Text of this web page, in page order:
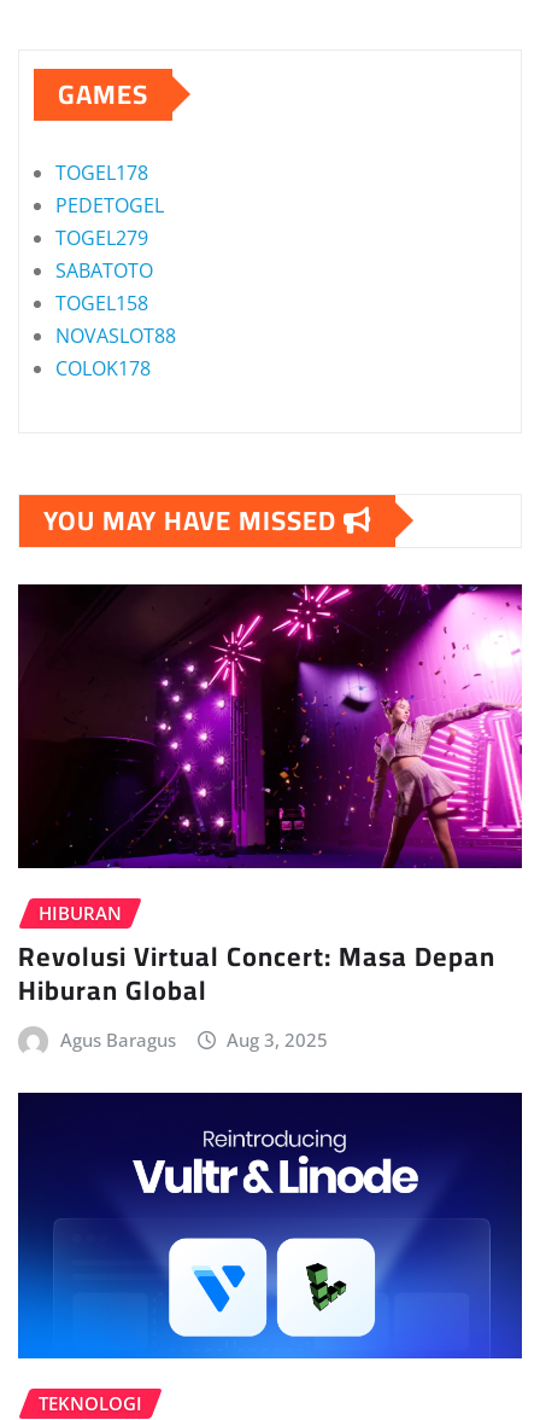
GAMES
TOGEL178
PEDETOGEL
TOGEL279
SABATOTO
TOGEL158
NOVASLOT88
COLOK178
YOU MAY HAVE MISSED
HIBURAN
Revolusi Virtual Concert: Masa Depan
Hiburan Global
Agus Baragus Aug 3, 2025
TEKNOLOGI